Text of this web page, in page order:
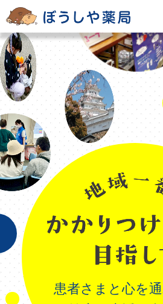
患者さまと心を